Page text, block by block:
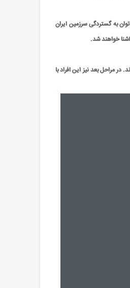
به گستردگی سرزمین ایران
خواهند شد.
مراحل بعد نیز این افراد با